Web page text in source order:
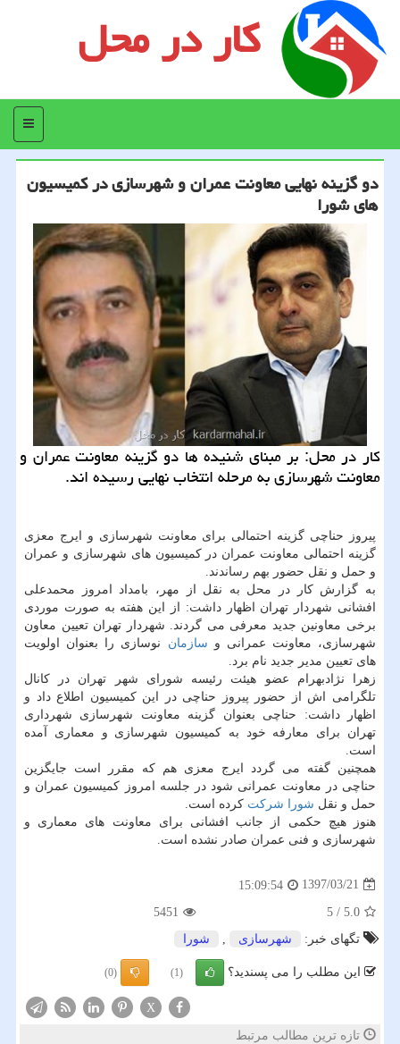
کار در محل
منو
دو گزینه نهایی معاونت عمران و شهرسازی در كمیسیون
های شورا
كار در محل: بر مبنای شنیده ها دو گزینه معاونت عمران و
معاونت شهرسازی به مرحله انتخاب نهایی رسیده اند.
پیروز حناچی گزینه احتمالی برای معاونت شهرسازی و ایرج معزی
گزینه احتمالی معاونت عمران در كمیسیون های شهرسازی و عمران
و حمل و نقل حضور بهم رساندند.
به گزارش كار در محل به نقل از مهر، بامداد امروز محمدعلی
افشانی شهردار تهران اظهار داشت: از این هفته به صورت موردی
برخی معاونین جدید معرفی می گردند. شهردار تهران تعیین معاون
شهرسازی، معاونت عمرانی و سازمان نوسازی را بعنوان اولویت
های تعیین مدیر جدید نام برد.
زهرا نژادبهرام عضو هیئت رئیسه شورای شهر تهران در كانال
تلگرامی اش از حضور پیروز حناچی در این كمیسیون اطلاع داد و
اظهار داشت: حناچی بعنوان گزینه معاونت شهرسازی شهرداری
تهران برای معارفه خود به كمیسیون شهرسازی و معماری آمده
است.
همچنین گفته می گردد ایرج معزی هم كه مقرر است جایگزین
حناچی در معاونت عمرانی شود در جلسه امروز كمیسیون عمران و
حمل و نقل شورا شركت كرده است.
هنوز هیچ حكمی از جانب افشانی برای معاونت های معماری و
شهرسازی و فنی عمران صادر نشده است.
1397/03/21
15:09:54
5.0
/
5
5451
تگهای خبر:
شهرسازی , شورا
این مطلب را می پسندید؟ (1)
(0)
X
تازه ترین مطالب مرتبط